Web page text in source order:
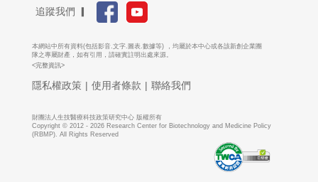
追蹤我們 ▎
本網站中所有資料(包括影音.文字.圖表.數據等) ，均屬於本中心或各該新創企業團
隊之專屬財產，如有引用，請確實註明出處來源。
<完整資訊>
隱私權政策 | 使用者條款 | 聯絡我們
財團法人生技醫療科技政策研究中心 版權所有
Copyright © 2012 - 2026 Research Center for Biotechnology and Medicine Policy
(RBMP). All Rights Reserved